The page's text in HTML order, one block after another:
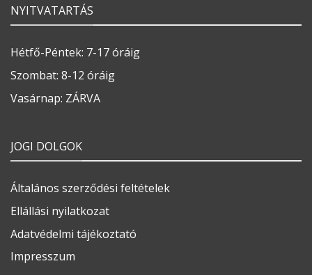
NYITVATARTÁS
Hétfő-Péntek: 7-17 óráig
Szombat: 8-12 óráig
Vasárnap: ZÁRVA
JOGI DOLGOK
Általános szerződési feltételek
Ellállási nyilatkozat
Adatvédelmi tájékoztató
Impresszum